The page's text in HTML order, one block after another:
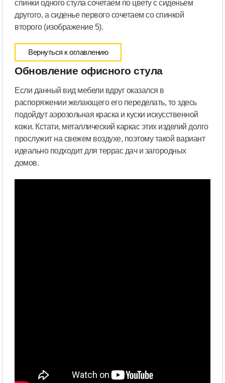
спинки одного стула сочетаем по цвету с сиденьем
другого, а сиденье первого сочетаем со спинкой
второго (изображение 5).
Вернуться к оглавлению
Обновление офисного стула
Если данный вид мебели вдруг оказался в
распоряжении желающего его переделать, то здесь
подойдут аэрозольная краска и куски искусственной
кожи. Кстати, металлический каркас этих изделий долго
прослужит на свежем воздухе, поэтому такой вариант
идеально подходит для террас дач и загородных
домов.